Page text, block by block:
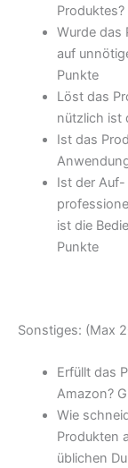
Produktes?
Wurde das
auf
Punkte
Löst das
nützlich ist
Ist das
Ist der
ist die
Punkte
Sonstiges: (Max
Erfüllt das
Amazon?
Wie
Produkten
üblichen